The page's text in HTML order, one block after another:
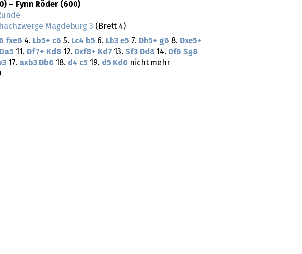
– Fynn Röder (600)
Magdeburg 3 (Brett 4)
fxe6 4. Lb5+ c6 5. Lc4 b5 6. Lb3 e5 7. Dh5+ g6 8. Dxe5+
Da5 11. Df7+ Kd8 12. Dxf8+ Kd7 13. Sf3 Dd8 14. Df6 Sg8
17. axb3 Db6 18. d4 c5 19. d5 Kd6 nicht mehr